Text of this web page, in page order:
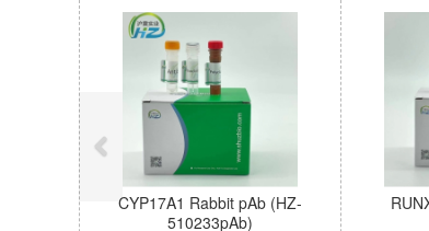
CYP17A1 Rabbit pAb (HZ-
510233pAb)